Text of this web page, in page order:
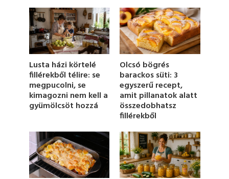
o
n
d
s
o
f
m
i
n
u
t
e
0
s
c
o
n
Lusta házi körtelé
fillérekből télire: se
megpucolni, se
kimagozni nem kell a
gyümölcsöt hozzá
Olcsó bögrés
barackos süti: 3
egyszerű recept,
amit pillanatok alatt
összedobhatsz
fillérekből